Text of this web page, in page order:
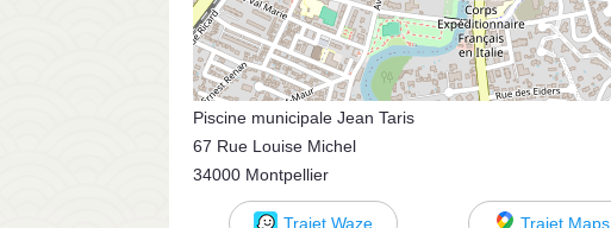
Piscine municipale Jean Taris
67 Rue Louise Michel
34000 Montpellier
Trajet Waze Trajet Maps